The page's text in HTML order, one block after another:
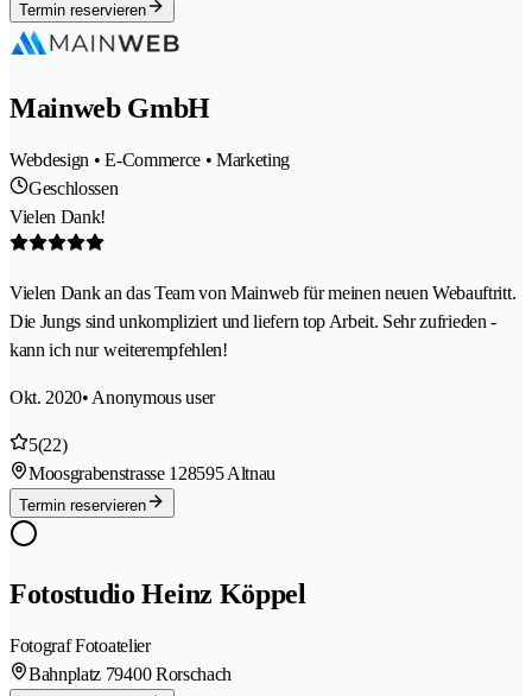
Termin reservieren
Mainweb GmbH
Webdesign • E-Commerce • Marketing
Geschlossen
Vielen Dank!
Vielen Dank an das Team von Mainweb für meinen neuen Webauftritt.
Die Jungs sind unkompliziert und liefern top Arbeit. Sehr zufrieden -
kann ich nur weiterempfehlen!
Okt. 2020• Anonymous user
5(22)
Moosgrabenstrasse 128595 Altnau
Termin reservieren
Fotostudio Heinz Köppel
Fotograf Fotoatelier
Bahnplatz 79400 Rorschach